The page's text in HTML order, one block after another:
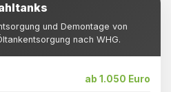
und Demontage von
nach WHG.
ab 1.050 Euro